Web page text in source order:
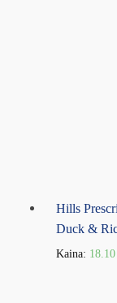
Hills
Duck &
Kaina: